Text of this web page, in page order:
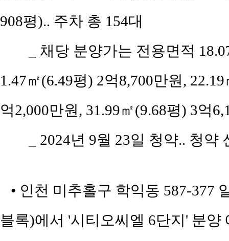
908평).. 주차 총 154대
_ 채당 분양가는 전용면적
1.47㎡(6.49평) 2억8,700만원,
억2,000만원, 31.99㎡(9.68평) 3억
_ 2024년 9월 23일 청약.. 청
• 인천 미추홀구 학익동 587-377
블록)에서 '시티오씨엘 6단지' 분